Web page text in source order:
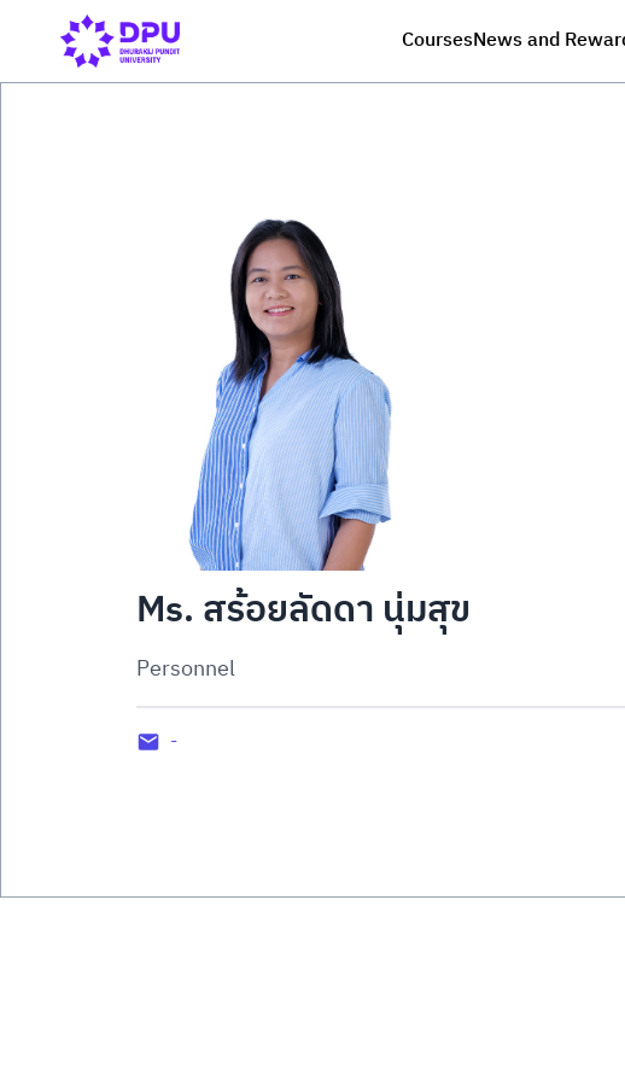
CoursesNews and
Ms. สร้อยลัดดา นุ่มสุข
Personnel
-